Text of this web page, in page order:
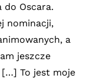
do Oscara.
nominacji,
a
jeszcze
[…] To jest moje